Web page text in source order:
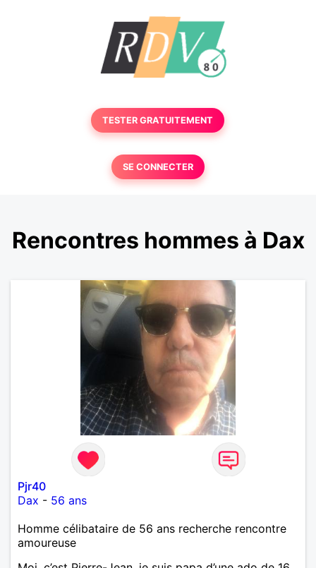
TESTER GRATUITEMENT
SE CONNECTER
Rencontres hommes à Dax
Pjr40
Dax - 56 ans
Homme célibataire de 56 ans recherche rencontre
amoureuse